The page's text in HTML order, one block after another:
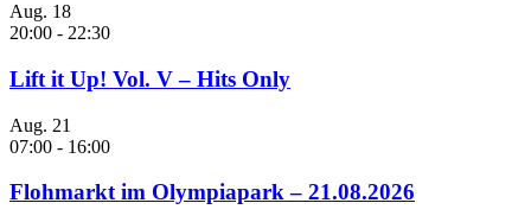
Aug. 18
20:00 - 22:30
Lift it Up! Vol. V – Hits Only
Aug. 21
07:00 - 16:00
Flohmarkt im Olympiapark – 21.08.2026